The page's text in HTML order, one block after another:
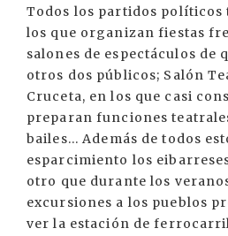
Todos los partidos políticos
los que organizan fiestas
salones de espectáculos de
otros dos públicos; Salón
Cruceta, en los que casi
preparan funciones
bailes... Además de todos
esparcimiento los
otro que durante los
excursiones a los pueblos
ver la estación de